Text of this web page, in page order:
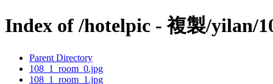
Index of /hotelpic - 複製/yilan/
Parent Directory
108_1_room_0.jpg
108_1_room_1.jpg